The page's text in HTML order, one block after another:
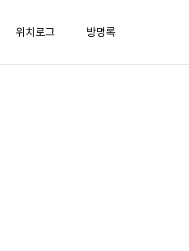
위치로그 방명록